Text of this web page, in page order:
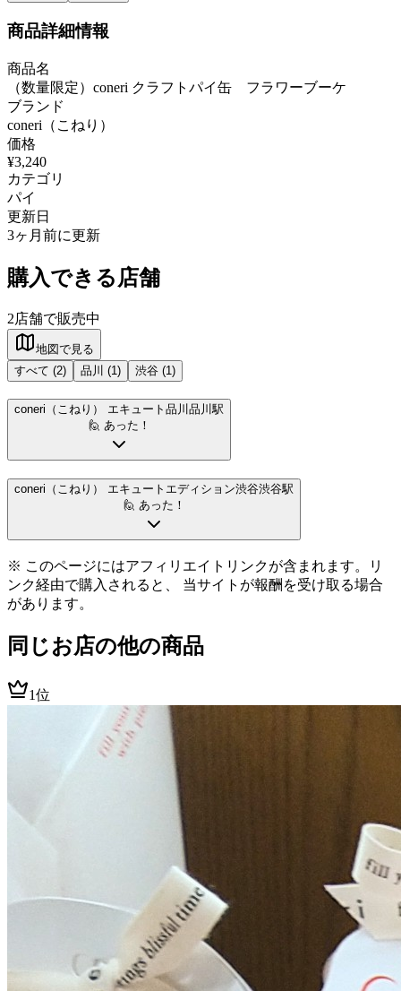
商品詳細情報
商品名
（数量限定）coneri クラフトパイ缶 フラワーブーケ
ブランド
coneri（こねり）
価格
¥3,240
カテゴリ
パイ
更新日
3ヶ月前に更新
購入できる店舗
2店舗で販売中
地図で見る
すべて (2) 品川 (1) 渋谷 (1)
coneri（こねり） エキュート品川 品川駅
🙋 あった！
coneri（こねり） エキュートエディション渋谷渋谷駅
🙋 あった！
※ このページにはアフィリエイトリンクが含まれます。リ
ンク経由で購入されると、 当サイトが報酬を受け取る場合
があります。
同じお店の他の商品
1位